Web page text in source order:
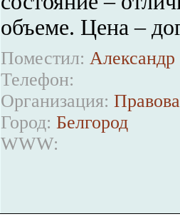
объеме. Цена –
Поместил:
Телефон:
Организация:
Город: Белгород
WWW: